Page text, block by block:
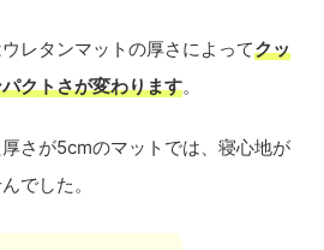
レタンマットの厚さによってクッ
クトさが変わります。
さが5cmのマットでは、寝心地が
でした。